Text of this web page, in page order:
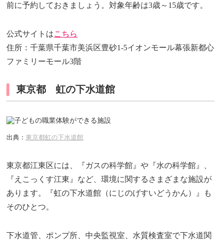
前に予約しておきましょう。対象年齢は3歳～15歳です。
公式サイトはこちら
住所：千葉県千葉市美浜区豊砂1-5イオンモール幕張新都心
ファミリーモール3階
東京都 虹の下水道館
出典：東京都虹の下水道館
東京都江東区には、『ガスの科学館』や『水の科学館』、
『えこっくす江東』など、環境に関するさまざまな施設が
あります。『虹の下水道館（にじのげすいどうかん）』も
そのひとつ。
下水道管、ポンプ所、中央監視室、水質検査室で下水道関